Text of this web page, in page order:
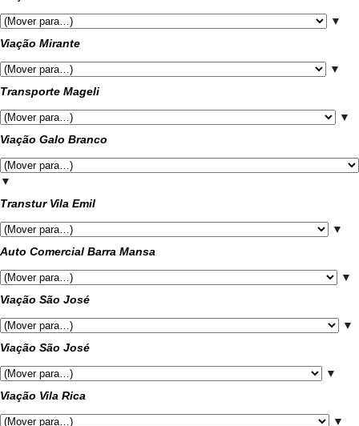
▼
Viação Mirante
▼
Transporte Mageli
▼
Viação Galo Branco
▼
Transtur Vila Emil
▼
Auto Comercial Barra Mansa
▼
Viação São José
▼
Viação São José
▼
Viação Vila Rica
▼